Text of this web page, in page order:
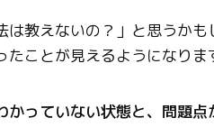
は教えないの？」と思うか
ことが見えるようになりま
かっていない状態と、問題